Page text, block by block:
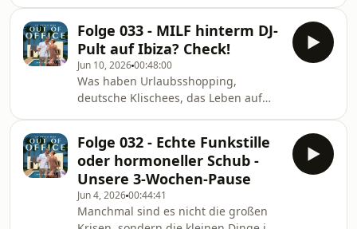
das, was vor uns liegt. Wir sprechen
über Schulveranstaltungen, die uns
überraschend emotional gemach
wir das alles hinbekommen
sollen.Diese Folge beginnt so, wie wir
uns mehr Tage wünschen würden –
mit einem entspannten
Samstagmorgen. Doch das Leben hat
seine eigene Art, selbst ruhige
Momente in Spiegel zu verwandeln:
Ein Ausflug zum Schwimmen wird
plötzl
Folge 033 - MILF hinterm DJ-
Pult auf Ibiza? Check!
Jun 10, 202600:48:00
Was haben Urlaubsshopping,
deutsche Klischees, das Leben auf
ersten Blick denkt.In dieser Folge
sprechen wir darüber, warum wir
heute viele Entscheidungen anders
treffen als noch vor ein paar Jahren,
weshalb unser Bauchgefühl oft der
Folge 032 - Echte Funkstille
oder hormoneller Schub -
Unsere 3-Wochen-Pause
Jun 4, 202600:44:41
Manchmal sind es nicht die großen